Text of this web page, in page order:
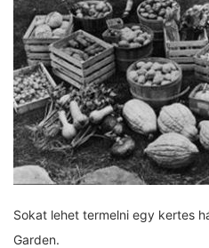
Sokat lehet termelni egy kertes
Garden.